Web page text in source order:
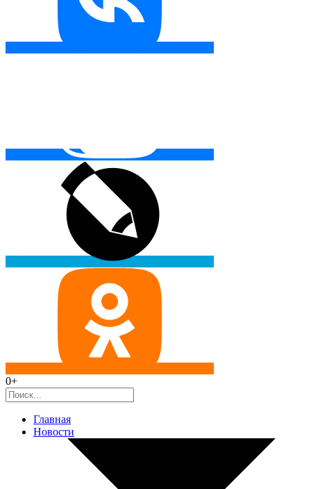
0+
Главная
Новости